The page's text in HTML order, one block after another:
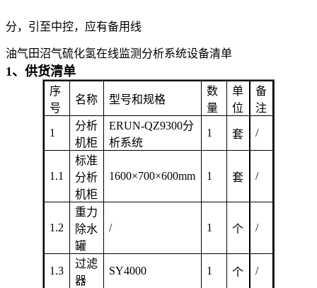
分，引至中控，应有备用线
油气田沼气硫化氢在线监测分析系统设备清单
1、供货清单
序
号
名称 型号和规格
数
量
单
位
备
注
1
分析
机柜
ERUN-QZ9300分
析系统
1 套 /
1.1
标准
分析
机柜
1600×700×600mm 1 套 /
1.2
重力
除水
罐
/ 1 个 /
1.3
过滤
器
SY4000 1 个 /